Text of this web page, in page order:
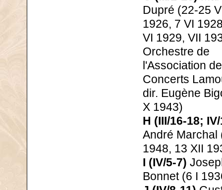
Dupré (22-25
1926, 7 VI
VI 1929, VII
Orchestre de
l'Association
Concerts
dir. Eugène
X 1943)
H (III/16-18;
André Marchal
1948, 13 XII
I (IV/5-7)
Bonnet (6 I